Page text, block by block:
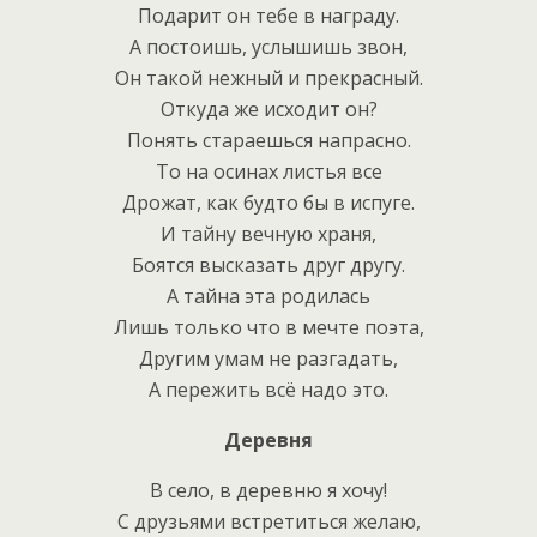
Подарит он тебе в награду.
А постоишь, услышишь звон,
Он такой нежный и прекрасный.
Откуда же исходит он?
Понять стараешься напрасно.
То на осинах листья все
Дрожат, как будто бы в испуге.
И тайну вечную храня,
Боятся высказать друг другу.
А тайна эта родилась
Лишь только что в мечте поэта,
Другим умам не разгадать,
А пережить всё надо это.
Деревня
В село, в деревню я хочу!
С друзьями встретиться желаю,